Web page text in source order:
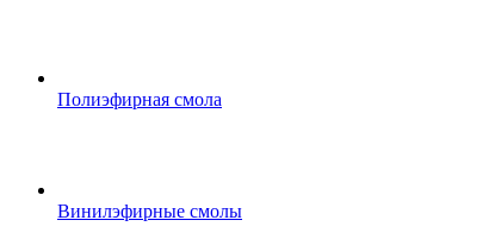
Полиэфирная смола
Винилэфирные смолы